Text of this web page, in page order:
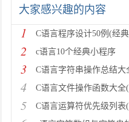
大家感兴趣的内容
1 C语言程序设计50例(经
2 c语言10个经典小程序
3 C语言字符串操作总结大
4 C语言文件操作函数大全
5 C语言运算符优先级列表